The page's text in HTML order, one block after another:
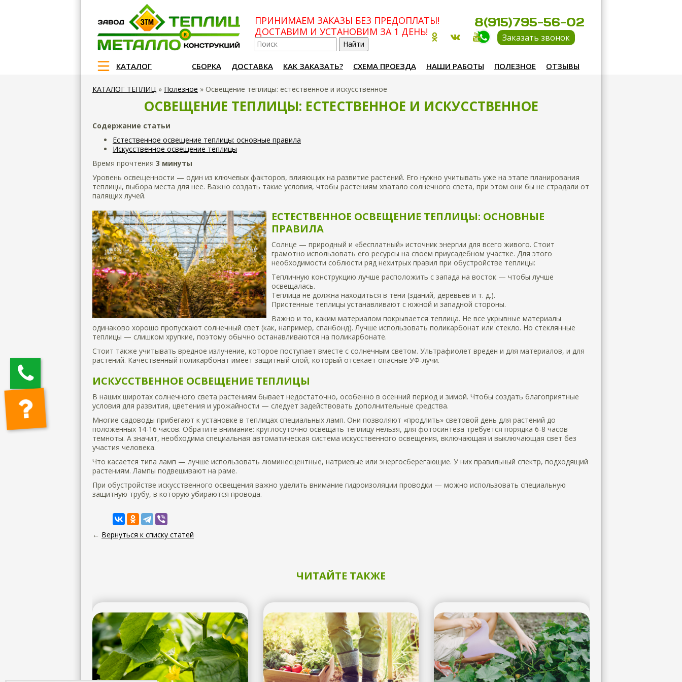
ПРИНИМАЕМ ЗАКАЗЫ БЕЗ ПРЕДОПЛАТЫ!
ДОСТАВИМ И УСТАНОВИМ ЗА 1 ДЕНЬ!
8(915)795-56-02
Заказать звонок
КАТАЛОГ СБОРКА ДОСТАВКА КАК ЗАКАЗАТЬ? СХЕМА ПРОЕЗДА НАШИ РАБОТЫ ПОЛЕЗНОЕ ОТЗЫВЫ
КАТАЛОГ ТЕПЛИЦ » Полезное » Освещение теплицы: естественное и искусственное
ОСВЕЩЕНИЕ ТЕПЛИЦЫ: ЕСТЕСТВЕННОЕ И ИСКУССТВЕННОЕ
Содержание статьи
Естественное освещение теплицы: основные правила
Искусственное освещение теплицы
Время прочтения 3 минуты
Уровень освещенности — один из ключевых факторов, влияющих на развитие растений. Его нужно учитывать уже на этапе планирования
теплицы, выбора места для нее. Важно создать такие условия, чтобы растениям хватало солнечного света, при этом они бы не страдали от
палящих лучей.
ЕСТЕСТВЕННОЕ ОСВЕЩЕНИЕ ТЕПЛИЦЫ: ОСНОВНЫЕ
ПРАВИЛА
Солнце — природный и «бесплатный» источник энергии для всего живого. Стоит
грамотно использовать его ресурсы на своем приусадебном участке. Для этого
необходимости соблюсти ряд нехитрых правил при обустройстве теплицы:
Тепличную конструкцию лучше расположить с запада на восток — чтобы лучше
освещалась.
Теплица не должна находиться в тени (зданий, деревьев и т. д.).
Пристенные теплицы устанавливают с южной и западной стороны.
Важно и то, каким материалом покрывается теплица. Не все укрывные материалы
одинаково хорошо пропускают солнечный свет (как, например, спанбонд). Лучше использовать поликарбонат или стекло. Но стеклянные
теплицы — слишком хрупкие, поэтому обычно останавливаются на поликарбонате.
Стоит также учитывать вредное излучение, которое поступает вместе с солнечным светом. Ультрафиолет вреден и для материалов, и для
растений. Качественный поликарбонат имеет защитный слой, который отсекает опасные УФ-лучи.
ИСКУССТВЕННОЕ ОСВЕЩЕНИЕ ТЕПЛИЦЫ
В наших широтах солнечного света растениям бывает недостаточно, особенно в осенний период и зимой. Чтобы создать благоприятные
условия для развития, цветения и урожайности — следует задействовать дополнительные средства.
Многие садоводы прибегают к установке в теплицах специальных ламп. Они позволяют «продлить» световой день для растений до
положенных 14-16 часов. Обратите внимание: круглосуточно освещать теплицу нельзя, для фотосинтеза требуется порядка 6-8 часов
темноты. А значит, необходима специальная автоматическая система искусственного освещения, включающая и выключающая свет без
участия человека.
Что касается типа ламп — лучше использовать люминесцентные, натриевые или энергосберегающие. У них правильный спектр, подходящий
растениям. Лампы подвешивают на раме.
При обустройстве искусственного освещения важно уделить внимание гидроизоляции проводки — можно использовать специальную
защитную трубу, в которую убираются провода.
← Вернуться к списку статей
ЧИТАЙТЕ ТАКЖЕ